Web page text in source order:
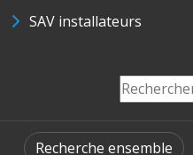
SAV installateurs
Recherche ensemble